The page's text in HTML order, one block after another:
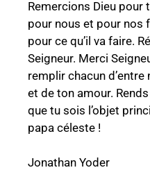
Remercions Dieu pour
pour nous et pour nos
pour ce qu’il va faire.
Seigneur. Merci
remplir chacun
et de ton amour.
que tu sois l’objet
papa céleste !
Jonathan Yoder